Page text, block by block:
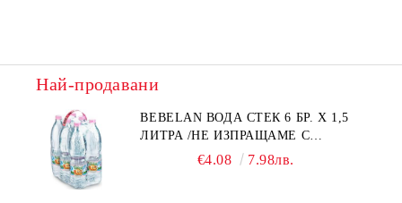
Най-продавани
BEBELAN ВОДА СТЕК 6 БР. Х 1,5
ЛИТРА /НЕ ИЗПРАЩАМЕ С
€4.08 7.98лв.